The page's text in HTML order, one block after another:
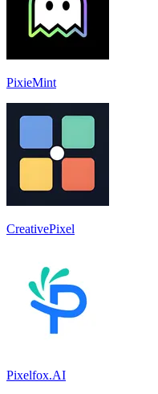
PixieMint
CreativePixel
Pixelfox.AI